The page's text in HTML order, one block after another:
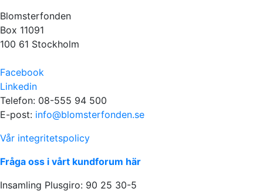
Blomsterfonden
Box 11091
100 61 Stockholm
Facebook
Linkedin
Telefon: 08-555 94 500
E-post: info@blomsterfonden.se
Vår integritetspolicy
Fråga oss i vårt kundforum här
Insamling Plusgiro: 90 25 30-5